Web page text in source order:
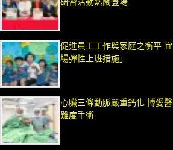
促進員工工作與家庭之衡平
場彈性上班措施」
心臟三條動脈嚴重鈣化 博愛
難度手術